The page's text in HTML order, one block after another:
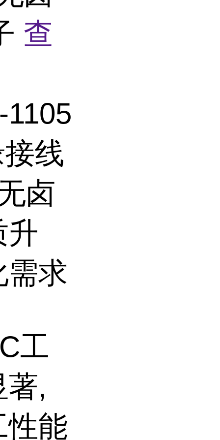
查
线
卤
升
需求
工
,
性能